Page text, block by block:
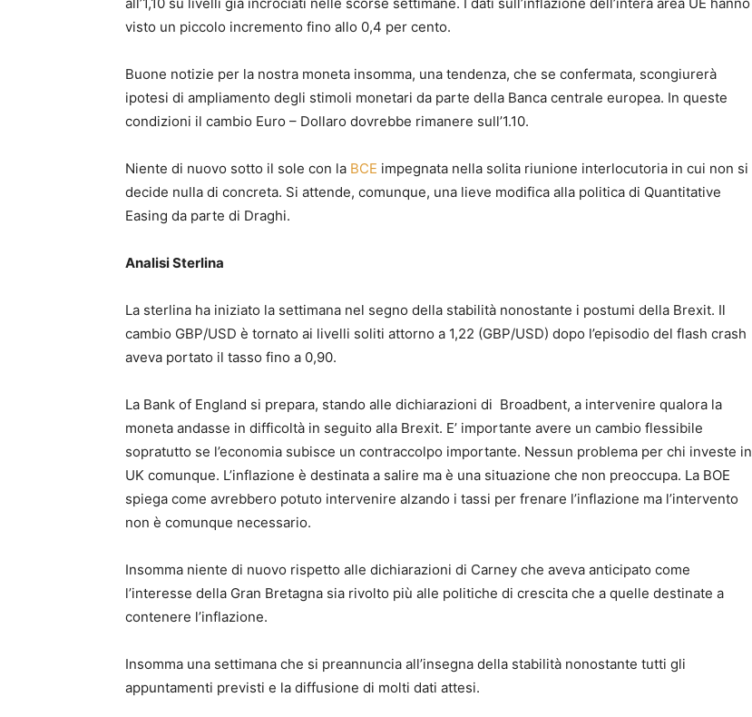
visto un piccolo incremento fino allo 0,4 per cento.
Buone notizie per la nostra moneta insomma, una tendenza, che se confermata, scongiurerà
ipotesi di ampliamento degli stimoli monetari da parte della Banca centrale europea. In queste
condizioni il cambio Euro – Dollaro dovrebbe rimanere sull’1.10.
Niente di nuovo sotto il sole con la BCE impegnata nella solita riunione interlocutoria in cui non si
decide nulla di concreta. Si attende, comunque, una lieve modifica alla politica di Quantitative
Easing da parte di Draghi.
Analisi Sterlina
La sterlina ha iniziato la settimana nel segno della stabilità nonostante i postumi della Brexit. Il
cambio GBP/USD è tornato ai livelli soliti attorno a 1,22 (GBP/USD) dopo l’episodio del flash crash
aveva portato il tasso fino a 0,90.
La Bank of England si prepara, stando alle dichiarazioni di Broadbent, a intervenire qualora la
moneta andasse in difficoltà in seguito alla Brexit. E’ importante avere un cambio flessibile
sopratutto se l’economia subisce un contraccolpo importante. Nessun problema per chi investe in
UK comunque. L’inflazione è destinata a salire ma è una situazione che non preoccupa. La BOE
spiega come avrebbero potuto intervenire alzando i tassi per frenare l’inflazione ma l’intervento
non è comunque necessario.
Insomma niente di nuovo rispetto alle dichiarazioni di Carney che aveva anticipato come
l’interesse della Gran Bretagna sia rivolto più alle politiche di crescita che a quelle destinate a
contenere l’inflazione.
Insomma una settimana che si preannuncia all’insegna della stabilità nonostante tutti gli
appuntamenti previsti e la diffusione di molti dati attesi.